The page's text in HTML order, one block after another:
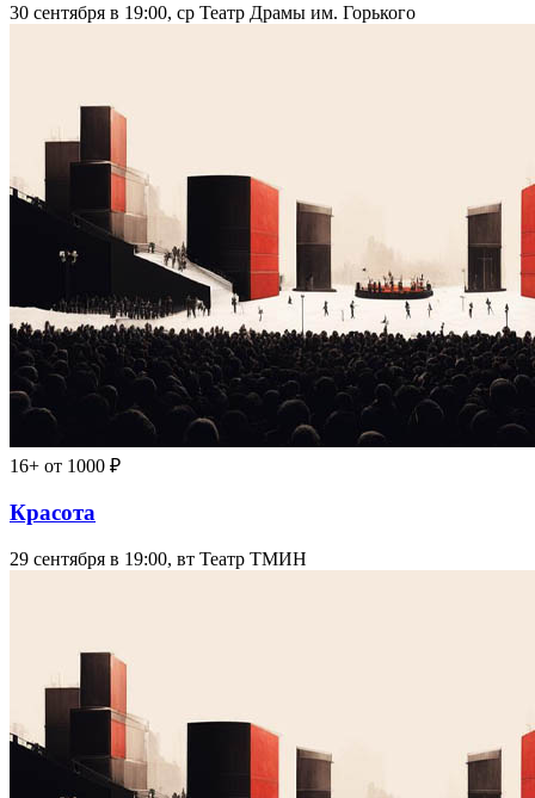
30 сентября в 19:00, ср Театр Драмы им. Горького
16+ от 1000 ₽
Красота
29 сентября в 19:00, вт Театр ТМИН